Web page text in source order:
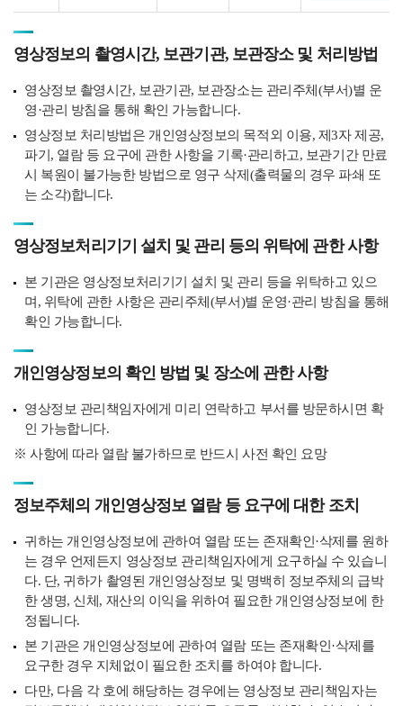
영상정보의 촬영시간, 보관기관, 보관장소 및 처리방법
영상정보 촬영시간, 보관기관, 보관장소는 관리주체(부서)별 운
영·관리 방침을 통해 확인 가능합니다.
영상정보 처리방법은 개인영상정보의 목적외 이용, 제3자 제공,
파기, 열람 등 요구에 관한 사항을 기록·관리하고, 보관기간 만료
시 복원이 불가능한 방법으로 영구 삭제(출력물의 경우 파쇄 또
는 소각)합니다.
영상정보처리기기 설치 및 관리 등의 위탁에 관한 사항
본 기관은 영상정보처리기기 설치 및 관리 등을 위탁하고 있으
며, 위탁에 관한 사항은 관리주체(부서)별 운영·관리 방침을 통해
확인 가능합니다.
개인영상정보의 확인 방법 및 장소에 관한 사항
영상정보 관리책임자에게 미리 연락하고 부서를 방문하시면 확
인 가능합니다.
※ 사항에 따라 열람 불가하므로 반드시 사전 확인 요망
정보주체의 개인영상정보 열람 등 요구에 대한 조치
귀하는 개인영상정보에 관하여 열람 또는 존재확인·삭제를 원하
는 경우 언제든지 영상정보 관리책임자에게 요구하실 수 있습니
다. 단, 귀하가 촬영된 개인영상정보 및 명백히 정보주체의 급박
한 생명, 신체, 재산의 이익을 위하여 필요한 개인영상정보에 한
정됩니다.
본 기관은 개인영상정보에 관하여 열람 또는 존재확인·삭제를
요구한 경우 지체없이 필요한 조치를 하여야 합니다.
다만, 다음 각 호에 해당하는 경우에는 영상정보 관리책임자는